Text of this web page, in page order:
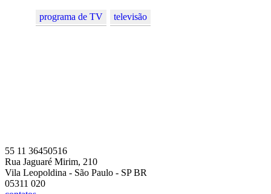
programa de TV televisão
55 11 36450516
Rua Jaguaré Mirim, 210
Vila Leopoldina - São Paulo - SP BR
05311 020